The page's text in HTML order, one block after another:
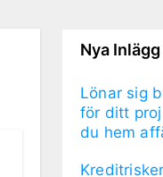
Nya Inlägg
Lönar sig
för ditt
du hem